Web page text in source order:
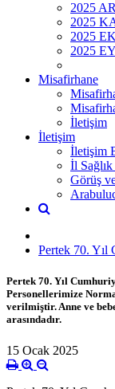
2025
2025
2025
2025
Misafirhane
İletişim
İletişim
İletişim
İl
Görüş
Pertek 70. Yıl
Pertek 70. Yıl
Personellerimize
verilmiştir. Anne ve
arasındadır.
15 Ocak 2025